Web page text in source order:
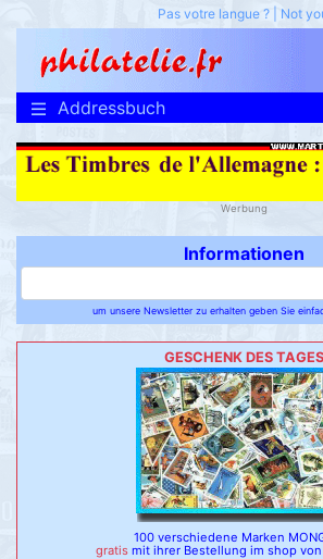
Pas votre langue ? Not
Addressbuch
Werbung
Informationen
um unsere Newsletter zu erhalten geben Sie
GESCHENK DES TAGES
100 verschiedene Marken
gratis mit ihrer Bestellung im shop